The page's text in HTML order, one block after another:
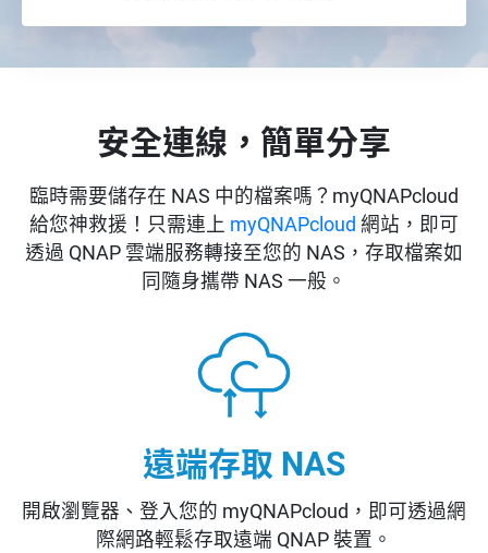
安全連線，簡單分享
臨時需要儲存在 NAS 中的檔案嗎？myQNAPcloud
給您神救援！只需連上 myQNAPcloud 網站，即可
透過 QNAP 雲端服務轉接至您的 NAS，存取檔案如
同隨身攜帶 NAS 一般。
遠端存取 NAS
開啟瀏覽器、登入您的 myQNAPcloud，即可透過網
際網路輕鬆存取遠端 QNAP 裝置。